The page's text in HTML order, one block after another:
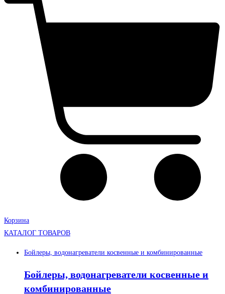
Корзина
КАТАЛОГ ТОВАРОВ
Бойлеры, водонагреватели косвенные и комбинированные
Бойлеры, водонагреватели косвенные и
комбинированные